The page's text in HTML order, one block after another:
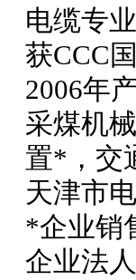
电缆专
获CCC
2006年
采煤机
置*，交
天津市
*企业销
企业法